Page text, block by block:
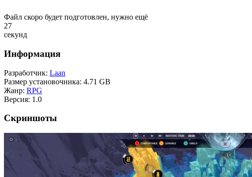
Файл скоро будет подготовлен, нужно ещё
25
секунд
Информация
Разработчик: Laan
Размер установочника: 4.71 GB
Жанр: RPG
Версия: 1.0
Скриншоты